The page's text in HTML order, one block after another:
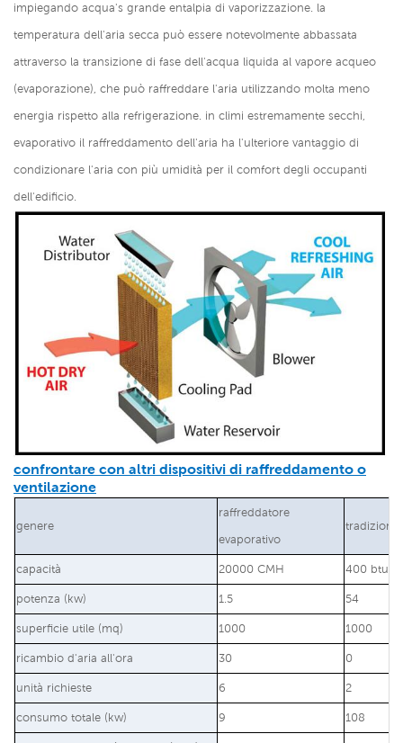
impiegando acqua's grande entalpia di vaporizzazione. la
temperatura dell'aria secca può essere notevolmente abbassata
attraverso la transizione di fase dell'acqua liquida al vapore acqueo
(evaporazione), che può raffreddare l'aria utilizzando molta meno
energia rispetto alla refrigerazione. in climi estremamente secchi,
evaporativo il raffreddamento dell'aria ha l'ulteriore vantaggio di
condizionare l'aria con più umidità per il comfort degli occupanti
dell'edificio.
confrontare con altri dispositivi di raffreddamento o
ventilazione
genere
raffreddatore
evaporativo
capacità 20000 CMH 400 btu/
potenza (kw) 1.5 54
superficie utile (mq) 1000 1000
ricambio d'aria all'ora 30 0
unità richieste 6 2
consumo totale (kw) 9 108